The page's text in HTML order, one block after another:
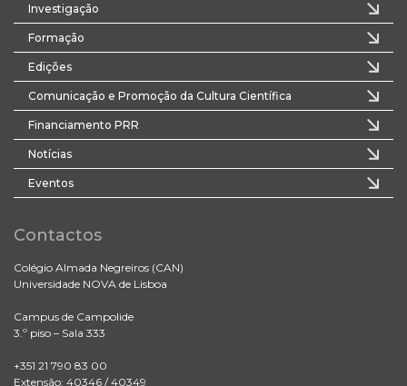
Investigação
Formação
Edições
Comunicação e Promoção da Cultura Científica
Financiamento PRR
Notícias
Eventos
Contactos
Colégio Almada Negreiros (CAN)
Universidade NOVA de Lisboa
Campus de Campolide
3.º piso – Sala 333
+351 21 790 83 00
Extensão: 40346 / 40349